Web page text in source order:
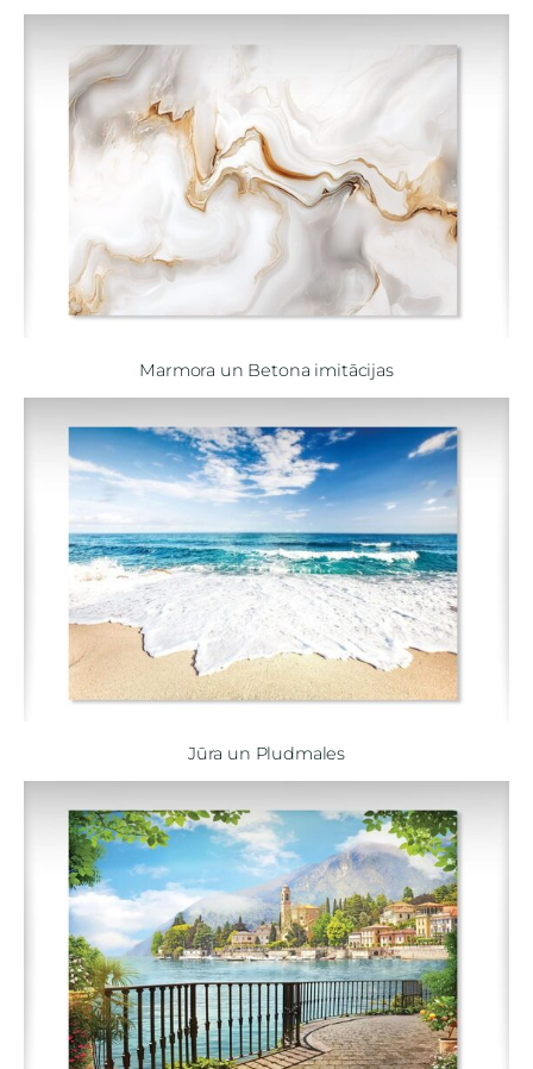
Marmora un Betona imitācijas
Jūra un Pludmales